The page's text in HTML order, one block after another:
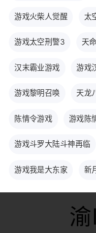
游戏火柴人觉醒 太
游戏太空刑警3 天
汉末霸业游戏 游戏
游戏黎明召唤 天龙
陈情令游戏 游戏陈
游戏斗罗大陆斗神再临
游戏我是大东家 新